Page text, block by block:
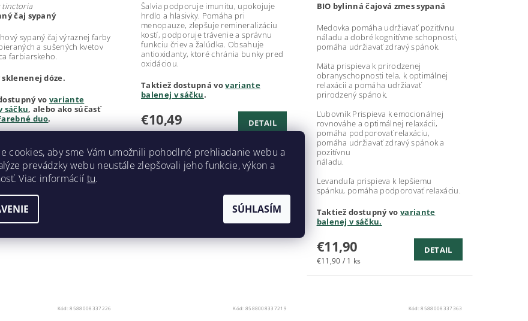
tinctoria
čaj sypaný
sypaný čaj výraznej farby
a sušených kvetov
farbiarskeho.
sklenenej dóze.
vo variante
sáčku, alebo ako súčasť
duo.
ks
Šalvia podporuje imunitu, upokojuje
hrdlo a hlasivky. Pomáha pri
menopauze, zlepšuje remineralizáciu
kostí, podporuje trávenie a správnu
funkciu čriev a žalúdka. Obsahuje
antioxidanty, ktoré chránia bunky pred
oxidáciou.
Taktiež dostupná vovariante
balenej v sáčku.
€10,49
€10,49 / 1 ks
DETAIL
BIO bylinná čajová zmes sypaná
Medovka pomáha udržiavať pozitívnu
náladu a dobré kognitívne schopnosti,
pomáha udržiavať zdravý spánok.
Mäta prispieva k prirodzenej
obranyschopnosti tela, k optimálnej
relaxácii a pomáha udržiavať
prirodzený spánok.
Ľubovník Prispieva k emocionálnej
rovnováhe a optimálnej relaxácii,
pomáha podporovať relaxáciu,
pomáha udržiavať zdravý spánok a
pozitívnu
náladu.
Levanduľa prispieva k lepšiemu
spánku, pomáha podporovať relaxáciu.
Taktiež dostupný vo variante
balenej v sáčku.
€11,90
€11,90 / 1 ks
DETAIL
Kód:8588008337226 Kód: 8588008337219 Kód:8588008337363
cookies, aby sme Vám umožnili pohodlné prehliadanie webu a
prevádzky webu neustále zlepšovali jeho funkcie, výkon a
Viac informácií tu.
SÚHLASÍM